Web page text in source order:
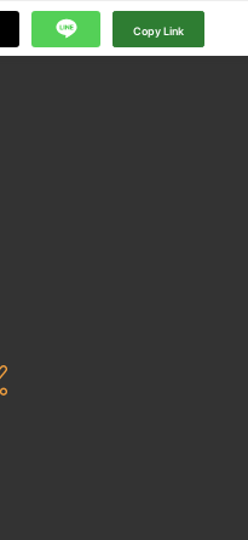
Copy Link